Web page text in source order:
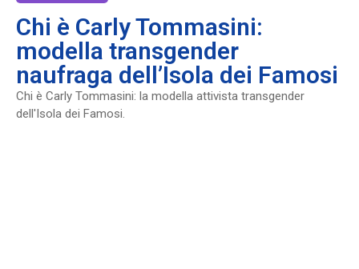
Chi è Carly Tommasini:
modella transgender
naufraga dell’Isola dei Famosi
Chi è Carly Tommasini: la modella attivista transgender
dell'Isola dei Famosi.